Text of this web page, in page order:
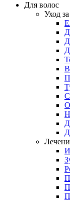
Для волос
Уход